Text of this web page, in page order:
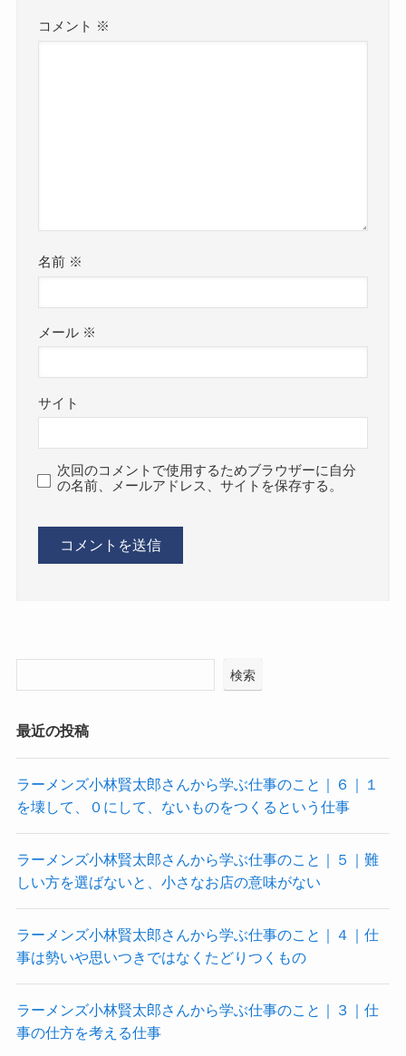
コメント ※
名前 ※
メール ※
サイト
次回のコメントで使用するためブラウザーに自分
の名前、メールアドレス、サイトを保存する。
検索
最近の投稿
ラーメンズ小林賢太郎さんから学ぶ仕事のこと｜６｜１
を壊して、０にして、ないものをつくるという仕事
ラーメンズ小林賢太郎さんから学ぶ仕事のこと｜５｜難
しい方を選ばないと、小さなお店の意味がない
ラーメンズ小林賢太郎さんから学ぶ仕事のこと｜４｜仕
事は勢いや思いつきではなくたどりつくもの
ラーメンズ小林賢太郎さんから学ぶ仕事のこと｜３｜仕
事の仕方を考える仕事